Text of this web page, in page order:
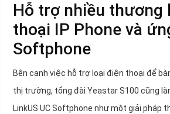
Hỗ trợ nhiều thương
thoại IP Phone và
Softphone
Bên cạnh việc hỗ trợ loại điện thoại để
thị trường, tổng đài Yeastar S100 cũng
LinkUS UC Softphone như một giải pháp